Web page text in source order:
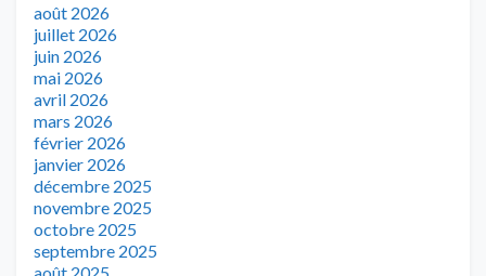
août 2026
juillet 2026
juin 2026
mai 2026
avril 2026
mars 2026
février 2026
janvier 2026
décembre 2025
novembre 2025
octobre 2025
septembre 2025